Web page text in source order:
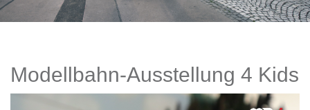
Modellbahn-Ausstellung 4 Kids